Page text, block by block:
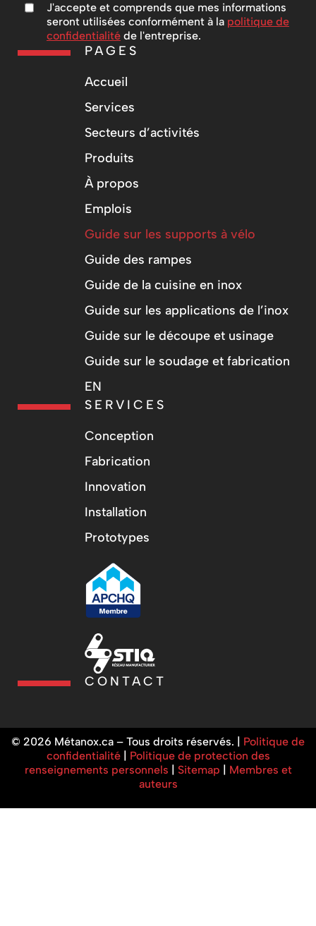
J'accepte et comprends que mes informations
seront utilisées conformément à la politique de
confidentialité de l'entreprise.
PAGES
Accueil
Services
Secteurs d’activités
Produits
À propos
Emplois
Guide sur les supports à vélo
Guide des rampes
Guide de la cuisine en inox
Guide sur les applications de l’inox
Guide sur le découpe et usinage
Guide sur le soudage et fabrication
EN
SERVICES
Conception
Fabrication
Innovation
Installation
Prototypes
CONTACT
© 2026 Métanox.ca – Tous droits réservés. | Politique de
confidentialité| Politique de protection des
renseignements personnels | Sitemap | Membres et
auteurs